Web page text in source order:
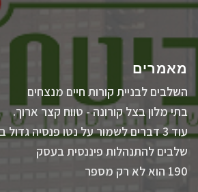
מאמרים
השלבים לבניית קורות חיים מנצחים
בתי מלון בצל קורונה - טווח קצר ארוך.
עוד 3 דברים לשמור על נטו פנסיה גדול בפרישה
שלבים להתנהלות פיננסית בעסק
190 הוא לא רק מספר